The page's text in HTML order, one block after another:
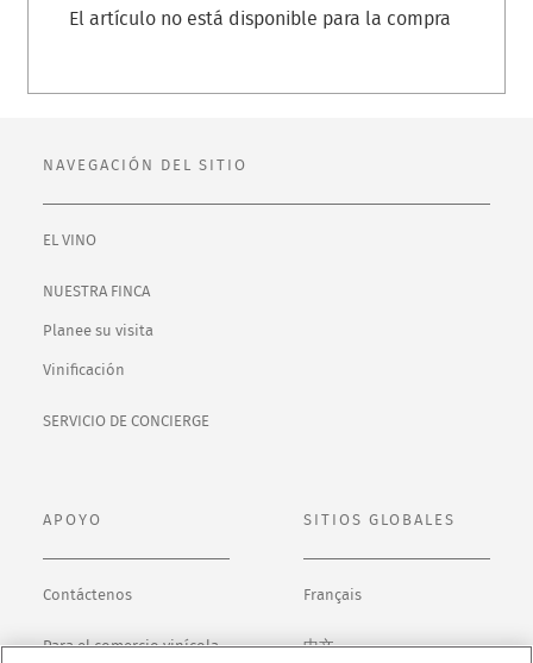
El artículo no está disponible para la compra
NAVEGACIÓN DEL SITIO
EL VINO
NUESTRA FINCA
Planee su visita
Vinificación
SERVICIO DE CONCIERGE
APOYO
Contáctenos
Para el comercio vinícola
SITIOS GLOBALES
Français
中文